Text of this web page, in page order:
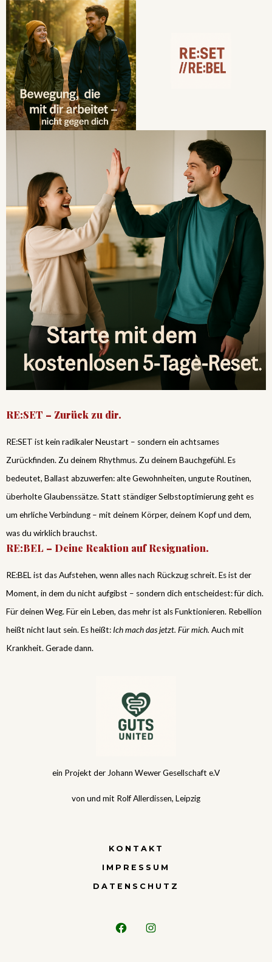
RE:SET – Zurück zu dir.
RE:SET ist kein radikaler Neustart – sondern ein achtsames
Zurückfinden. Zu deinem Rhythmus. Zu deinem Bauchgefühl. Es
bedeutet, Ballast abzuwerfen: alte Gewohnheiten, ungute Routinen,
überholte Glaubenssätze. Statt ständiger Selbstoptimierung geht es
um ehrliche Verbindung – mit deinem Körper, deinem Kopf und dem,
was du wirklich brauchst.
RE:BEL – Deine Reaktion auf Resignation.
RE:BEL ist das Aufstehen, wenn alles nach Rückzug schreit. Es ist der
Moment, in dem du nicht aufgibst – sondern dich entscheidest: für dich.
Für deinen Weg. Für ein Leben, das mehr ist als Funktionieren. Rebellion
heißt nicht laut sein. Es heißt: Ich mach das jetzt. Für mich. Auch mit
Krankheit. Gerade dann.
ein Projekt der Johann Wewer Gesellschaft e.V
von und mit Rolf Allerdissen, Leipzig
KONTAKT
IMPRESSUM
DATENSCHUTZ
Open
Open